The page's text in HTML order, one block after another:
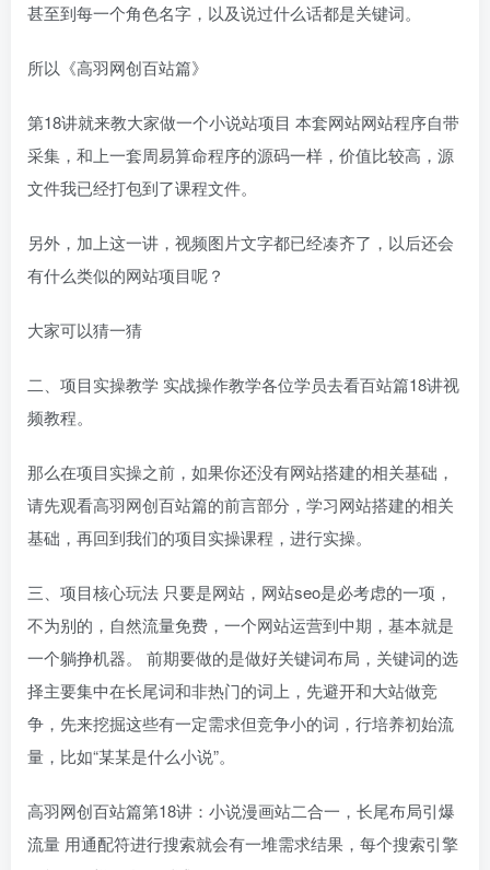
甚至到每一个角色名字，以及说过什么话都是关键词。
所以《高羽网创百站篇》
第18讲就来教大家做一个小说站项目 本套网站网站程序自带
采集，和上一套周易算命程序的源码一样，价值比较高，源
文件我已经打包到了课程文件。
另外，加上这一讲，视频图片文字都已经凑齐了，以后还会
有什么类似的网站项目呢？
大家可以猜一猜
二、项目实操教学 实战操作教学各位学员去看百站篇18讲视
频教程。
那么在项目实操之前，如果你还没有网站搭建的相关基础，
请先观看高羽网创百站篇的前言部分，学习网站搭建的相关
基础，再回到我们的项目实操课程，进行实操。
三、项目核心玩法 只要是网站，网站seo是必考虑的一项，
不为别的，自然流量免费，一个网站运营到中期，基本就是
一个躺挣机器。 前期要做的是做好关键词布局，关键词的选
择主要集中在长尾词和非热门的词上，先避开和大站做竞
争，先来挖掘这些有一定需求但竞争小的词，行培养初始流
量，比如“某某是什么小说”。
高羽网创百站篇第18讲：小说漫画站二合一，长尾布局引爆
流量 用通配符进行搜索就会有一堆需求结果，每个搜索引擎